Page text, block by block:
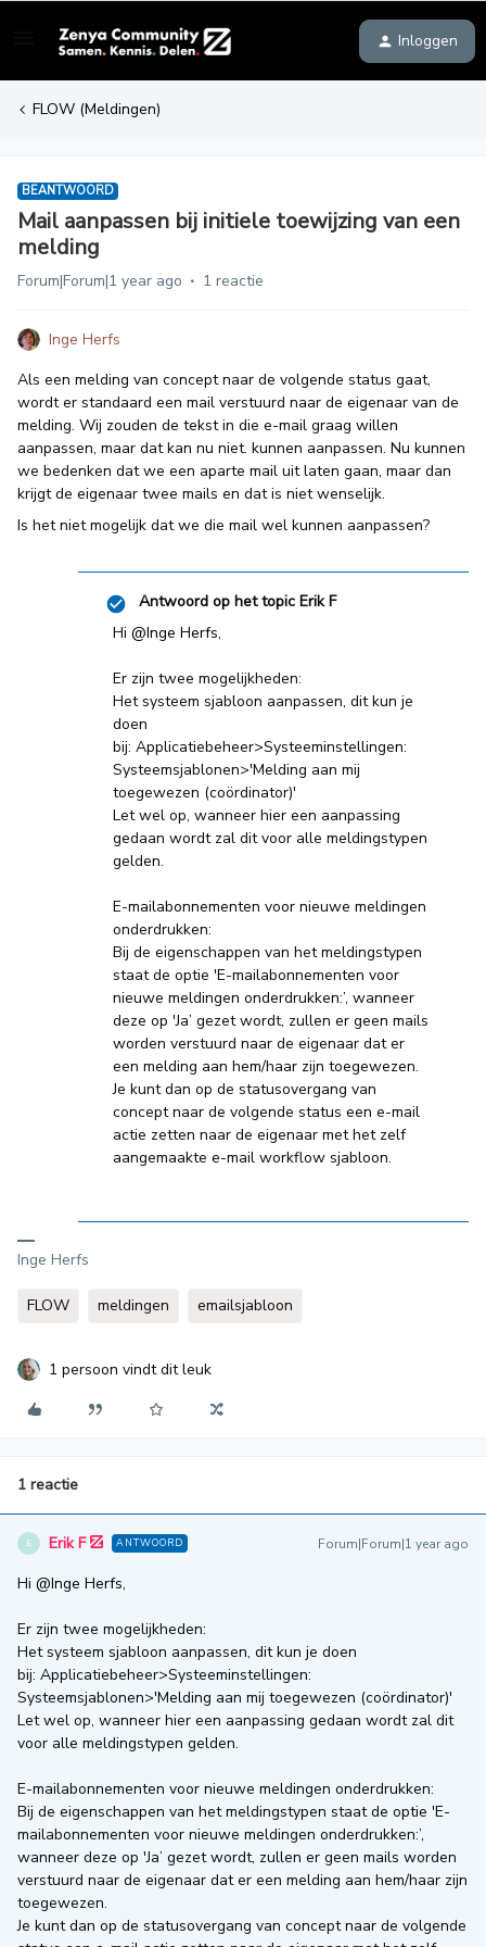
Inloggen
FLOW (Meldingen)
BEANTWOORD
Mail aanpassen bij initiele toewijzing van een
melding
Forum|Forum|1 year ago 1 reactie
Inge Herfs
Als een melding van concept naar de volgende status gaat,
wordt er standaard een mail verstuurd naar de eigenaar van de
melding. Wij zouden de tekst in die e-mail graag willen
aanpassen, maar dat kan nu niet. kunnen aanpassen. Nu kunnen
we bedenken dat we een aparte mail uit laten gaan, maar dan
krijgt de eigenaar twee mails en dat is niet wenselijk.
Is het niet mogelijk dat we die mail wel kunnen aanpassen?
Antwoord op het topic Erik F
Hi ​ @Inge Herfs,
Er zijn twee mogelijkheden:
Het systeem sjabloon aanpassen, dit kun je
doen
bij: Applicatiebeheer>Systeeminstellingen:
Systeemsjablonen>'Melding aan mij
toegewezen (coördinator)'
Let wel op, wanneer hier een aanpassing
gedaan wordt zal dit voor alle meldingstypen
gelden.
E-mailabonnementen voor nieuwe meldingen
onderdrukken:
Bij de eigenschappen van het meldingstypen
staat de optie 'E-mailabonnementen voor
nieuwe meldingen onderdrukken:’, wanneer
deze op 'Ja’ gezet wordt, zullen er geen mails
worden verstuurd naar de eigenaar dat er
een melding aan hem/haar zijn toegewezen.
Je kunt dan op de statusovergang van
concept naar de volgende status een e-mail
actie zetten naar de eigenaar met het zelf
aangemaakte e-mail workflow sjabloon.
Inge Herfs
FLOW meldingen emailsjabloon
1 persoon vindt dit leuk
1 reactie
E Erik F ANTWOORD Forum|Forum|1 year ago
Hi ​ @Inge Herfs,
Er zijn twee mogelijkheden:
Het systeem sjabloon aanpassen, dit kun je doen
bij: Applicatiebeheer>Systeeminstellingen:
Systeemsjablonen>'Melding aan mij toegewezen (coördinator)'
Let wel op, wanneer hier een aanpassing gedaan wordt zal dit
voor alle meldingstypen gelden.
E-mailabonnementen voor nieuwe meldingen onderdrukken:
Bij de eigenschappen van het meldingstypen staat de optie 'E-
mailabonnementen voor nieuwe meldingen onderdrukken:’,
wanneer deze op 'Ja’ gezet wordt, zullen er geen mails worden
verstuurd naar de eigenaar dat er een melding aan hem/haar zijn
toegewezen.
Je kunt dan op de statusovergang van concept naar de volgende